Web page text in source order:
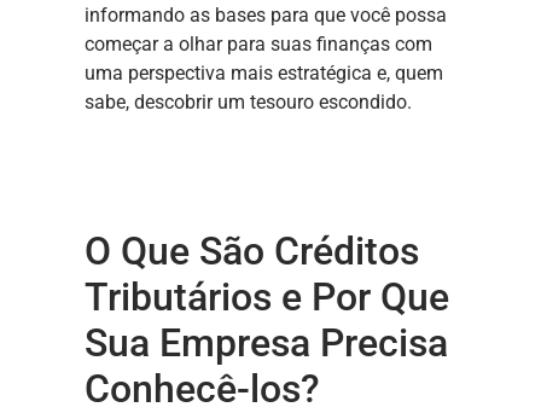
informando as bases para que você possa
começar a olhar para suas finanças com
uma perspectiva mais estratégica e, quem
sabe, descobrir um tesouro escondido.
O Que São Créditos
Tributários e Por Que
Sua Empresa Precisa
Conhecê-los?